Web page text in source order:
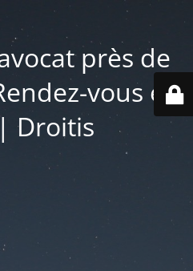
près de
vous en
Droitis